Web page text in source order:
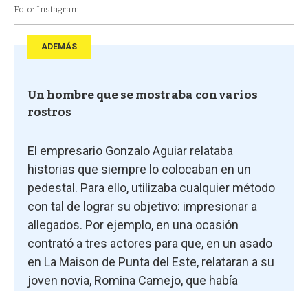
Foto: Instagram.
ADEMÁS
Un hombre que se mostraba con varios
rostros
El empresario Gonzalo Aguiar relataba
historias que siempre lo colocaban en un
pedestal. Para ello, utilizaba cualquier método
con tal de lograr su objetivo: impresionar a
allegados. Por ejemplo, en una ocasión
contrató a tres actores para que, en un asado
en La Maison de Punta del Este, relataran a su
joven novia, Romina Camejo, que había